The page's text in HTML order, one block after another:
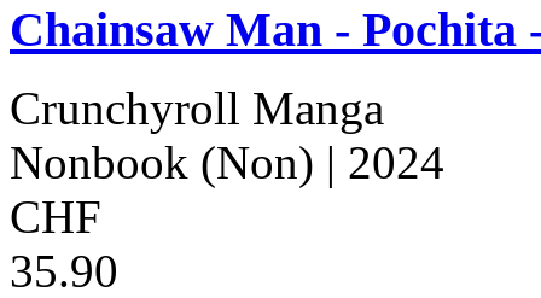
Chainsaw Man - Pochita
Crunchyroll Manga
Nonbook (Non) | 2024
CHF
35.90